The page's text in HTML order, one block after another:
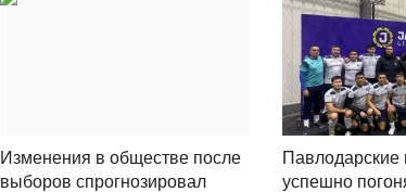
Изменения в обществе после
выборов спрогнозировал
успешно